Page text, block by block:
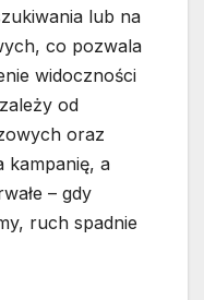
lub na
co pozwala
widoczności
od
oraz
kampanię, a
– gdy
ruch spadnie